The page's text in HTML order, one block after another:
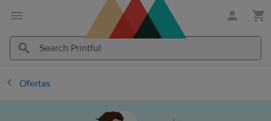
al
contenido
al
Centro
ayuda
Printful
Printful
Ofertas